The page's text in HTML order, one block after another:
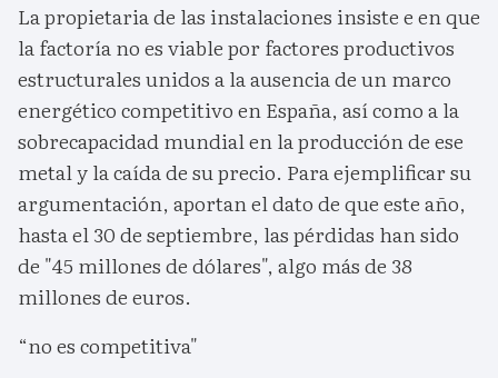
La propietaria de las instalaciones insiste e en que
la factoría no es viable por factores productivos
estructurales unidos a la ausencia de un marco
energético competitivo en España, así como a la
sobrecapacidad mundial en la producción de ese
metal y la caída de su precio. Para ejemplificar su
argumentación, aportan el dato de que este año,
hasta el 30 de septiembre, las pérdidas han sido
de "45 millones de dólares", algo más de 38
millones de euros.
“no es competitiva"